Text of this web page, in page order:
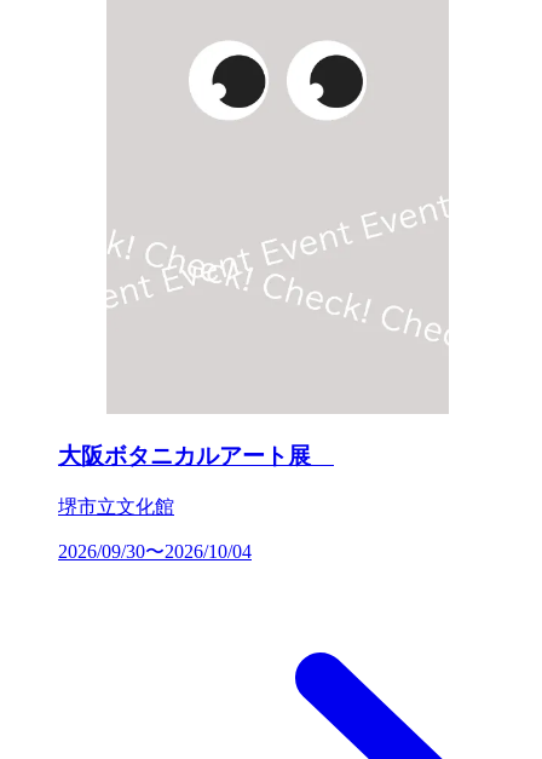
大阪ボタニカルアート展
堺市立文化館
2026/09/30〜2026/10/04